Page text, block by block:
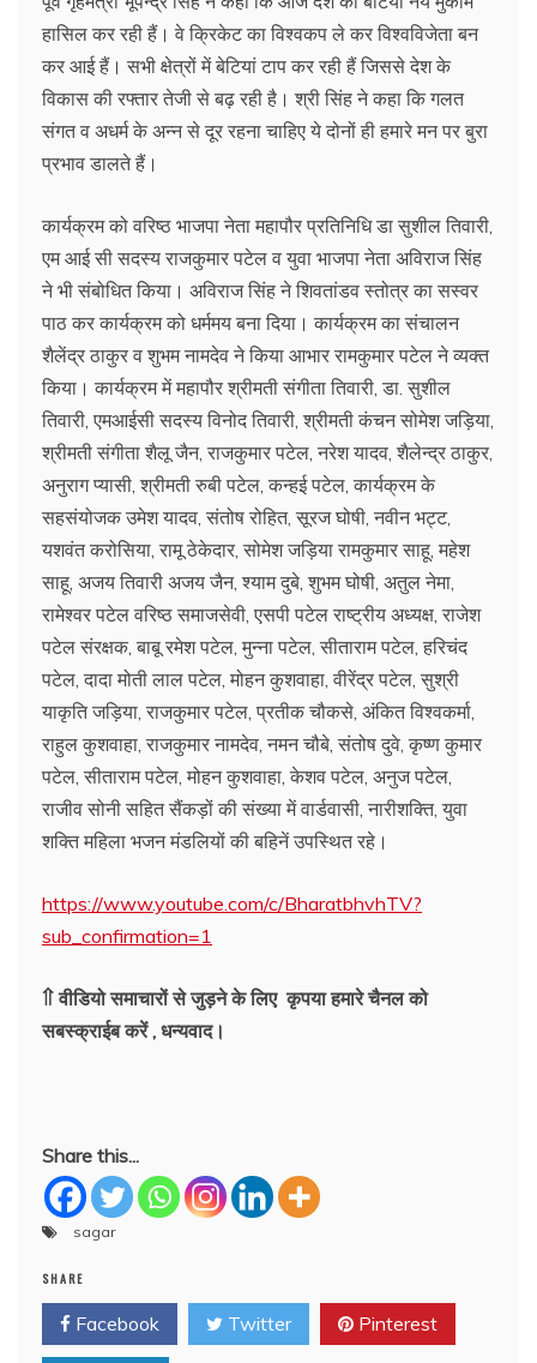
हासिल कर रही हैं। वे क्रिकेट का विश्वकप ले कर विश्वविजेता बन
कर आई हैं। सभी क्षेत्रों में बेटियां टाप कर रही हैं जिससे देश के
विकास की रफ्तार तेजी से बढ़ रही है। श्री सिंह ने कहा कि गलत
संगत व अधर्म के अन्न से दूर रहना चाहिए ये दोनों ही हमारे मन पर बुरा
प्रभाव डालते हैं।
कार्यक्रम को वरिष्ठ भाजपा नेता महापौर प्रतिनिधि डा सुशील तिवारी,
एम आई सी सदस्य राजकुमार पटेल व युवा भाजपा नेता अविराज सिंह
ने भी संबोधित किया। अविराज सिंह ने शिवतांडव स्तोत्र का सस्वर
पाठ कर कार्यक्रम को धर्ममय बना दिया। कार्यक्रम का संचालन
शैलेंद्र ठाकुर व शुभम नामदेव ने किया आभार रामकुमार पटेल ने व्यक्त
किया। कार्यक्रम में महापौर श्रीमती संगीता तिवारी, डा. सुशील
तिवारी, एमआईसी सदस्य विनोद तिवारी, श्रीमती कंचन सोमेश जड़िया,
श्रीमती संगीता शैलू जैन, राजकुमार पटेल, नरेश यादव, शैलेन्द्र ठाकुर,
अनुराग प्यासी, श्रीमती रुबी पटेल, कन्हई पटेल, कार्यक्रम के
सहसंयोजक उमेश यादव, संतोष रोहित, सूरज घोषी, नवीन भट्ट,
यशवंत करोसिया, रामू ठेकेदार, सोमेश जड़िया रामकुमार साहू, महेश
साहू, अजय तिवारी अजय जैन, श्याम दुबे, शुभम घोषी, अतुल नेमा,
रामेश्वर पटेल वरिष्ठ समाजसेवी, एसपी पटेल राष्ट्रीय अध्यक्ष, राजेश
पटेल संरक्षक, बाबू रमेश पटेल, मुन्ना पटेल, सीताराम पटेल, हरिचंद
पटेल, दादा मोती लाल पटेल, मोहन कुशवाहा, वीरेंद्र पटेल, सुश्री
याकृति जड़िया, राजकुमार पटेल, प्रतीक चौकसे, अंकित विश्वकर्मा,
राहुल कुशवाहा, राजकुमार नामदेव, नमन चौबे, संतोष दुवे, कृष्ण कुमार
पटेल, सीताराम पटेल, मोहन कुशवाहा, केशव पटेल, अनुज पटेल,
राजीव सोनी सहित सैंकड़ों की संख्या में वार्डवासी, नारीशक्ति, युवा
शक्ति महिला भजन मंडलियों की बहिनें उपस्थित रहे।
https://www.youtube.com/c/BharatbhvhTV?
sub_confirmation=1
⇑ वीडियो समाचारों से जुड़ने के लिए कृपया हमारे चैनल को
सबस्क्राईब करें , धन्यवाद।
Share this...
sagar
SHARE
Facebook Twitter Pinterest